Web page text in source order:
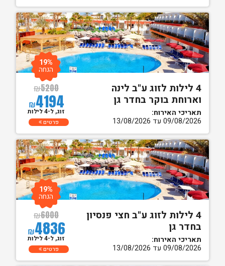
4 לילות לזוג ע"ב לינה
וארוחת בוקר בחדר גן
תאריכי האירוח:
09/08/2026 עד 13/08/2026
₪5200
₪4194
19%
הנחה
זוג, ל-4 לילות
פרטים
4 לילות לזוג ע"ב חצי פנסיון
בחדר גן
תאריכי האירוח:
09/08/2026 עד 13/08/2026
₪6000
₪4836
19%
הנחה
זוג, ל-4 לילות
פרטים